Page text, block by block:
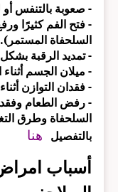
- صعوبة بالتنفس
- فتح الفم كثيرًا
السلحفاة المستمر).
- تمديد الرقبة
- ميلان الجسم
- فقدان التوازن
- رفض الطعام
السلحفاة وطرق
بالتفصيل
هنا
أسباب